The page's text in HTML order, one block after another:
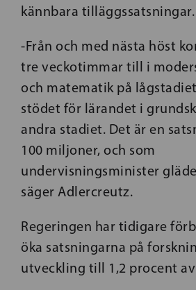
kännbara tilläggssatsningar.
-Från och med nästa höst
tre veckotimmar till i
och matematik på
stödet för lärandet i
andra stadiet. Det är en
100 miljoner, och som
undervisningsminister
säger Adlercreutz.
Regeringen har tidigare
öka satsningarna på
utveckling till 1,2 procent av